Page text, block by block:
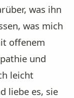
was ihn
was mich
offenem
und
leicht
liebe es, sie